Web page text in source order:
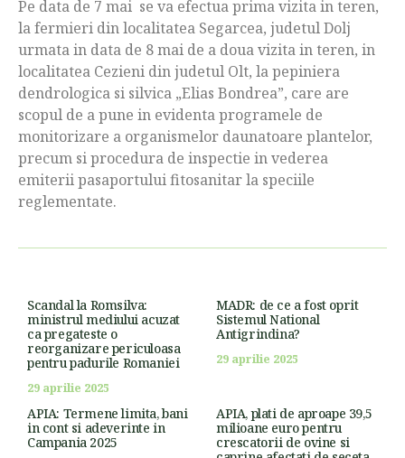
Pe data de 7 mai se va efectua prima vizita in teren,
la fermieri din localitatea Segarcea, judetul Dolj
urmata in data de 8 mai de a doua vizita in teren, in
localitatea Cezieni din judetul Olt, la pepiniera
dendrologica si silvica „Elias Bondrea”, care are
scopul de a pune in evidenta programele de
monitorizare a organismelor daunatoare plantelor,
precum si procedura de inspectie in vederea
emiterii pasaportului fitosanitar la speciile
reglementate.
Scandal la Romsilva:
ministrul mediului acuzat
ca pregateste o
reorganizare periculoasa
pentru padurile Romaniei
29 aprilie 2025
MADR: de ce a fost oprit
Sistemul National
Antigrindina?
29 aprilie 2025
APIA: Termene limita, bani
in cont si adeverinte in
Campania 2025
APIA, plati de aproape 39,5
milioane euro pentru
crescatorii de ovine si